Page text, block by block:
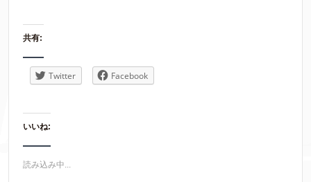
共有:
Twitter Facebook
いいね:
読み込み中...